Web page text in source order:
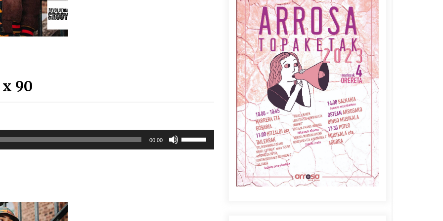
Azaroak 6 Iurretan Arrosa
sarearen IX. topaketak
2021/10/04
Berria egunkarian
elkarrizketa Arrosaren 20
urteez
2021/07/06
Zebrabidearen denboraldi
amaiera EHZtik
Arrosaren laburpen bideoa
Hamaika Telebistaren eskutik
2021/06/30
90
00:00